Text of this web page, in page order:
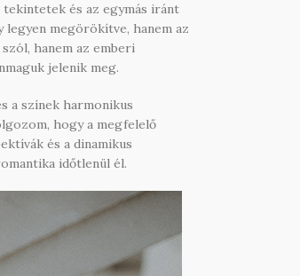
és az egymás iránt
megörökítve, hanem az
hanem az emberi
jelenik meg.
a színek harmonikus
hogy a megfelelő
és a dinamikus
időtlenül él.